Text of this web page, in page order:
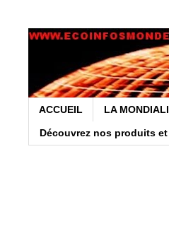
ACCUEIL LA
Découvrez nos produits